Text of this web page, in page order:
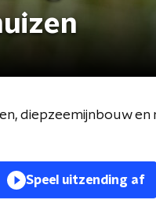
diepzeemijnbouw
Speel uitzending af